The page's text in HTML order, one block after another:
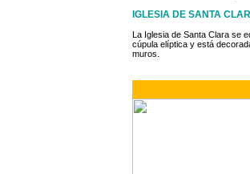
IGLESIA DE SANTA
La Iglesia de Santa Clara se
cúpula elíptica y está
muros.